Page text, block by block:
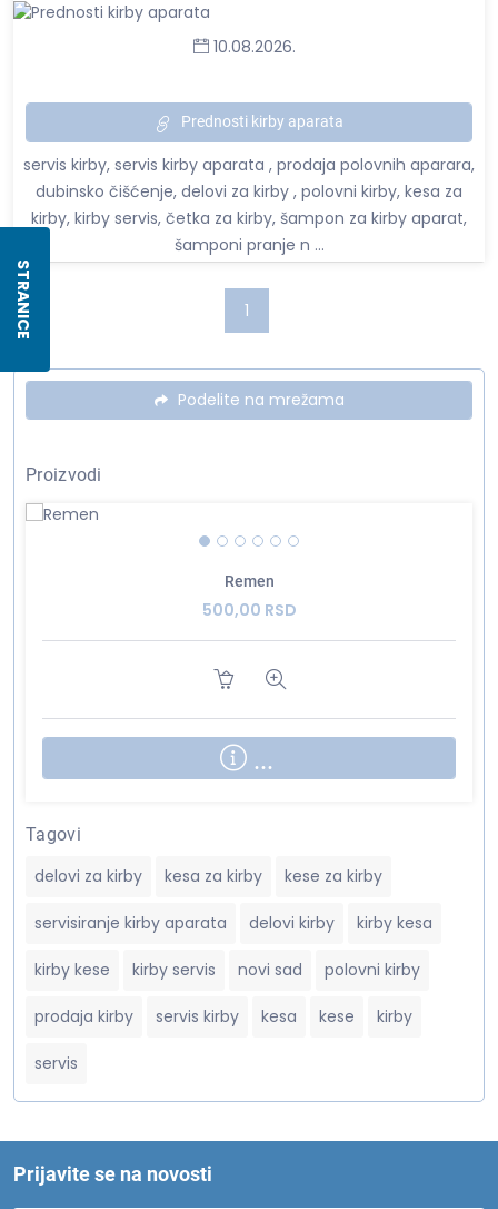
10.08.2026.
Prednosti kirby aparata
servis kirby, servis kirby aparata , prodaja polovnih aparara,
dubinsko čišćenje, delovi za kirby , polovni kirby, kesa za
kirby, kirby servis, četka za kirby, šampon za kirby aparat,
šamponi pranje n ...
1
Podelite na mrežama
STRANICE
Proizvodi
Remen
500,00 RSD
...
Tagovi
delovi za kirby kesa za kirby kese za kirby
servisiranje kirby aparata delovi kirby kirby kesa
kirby kese kirby servis novi sad polovni kirby
prodaja kirby servis kirby kesa kese kirby
servis
Prijavite se na novosti